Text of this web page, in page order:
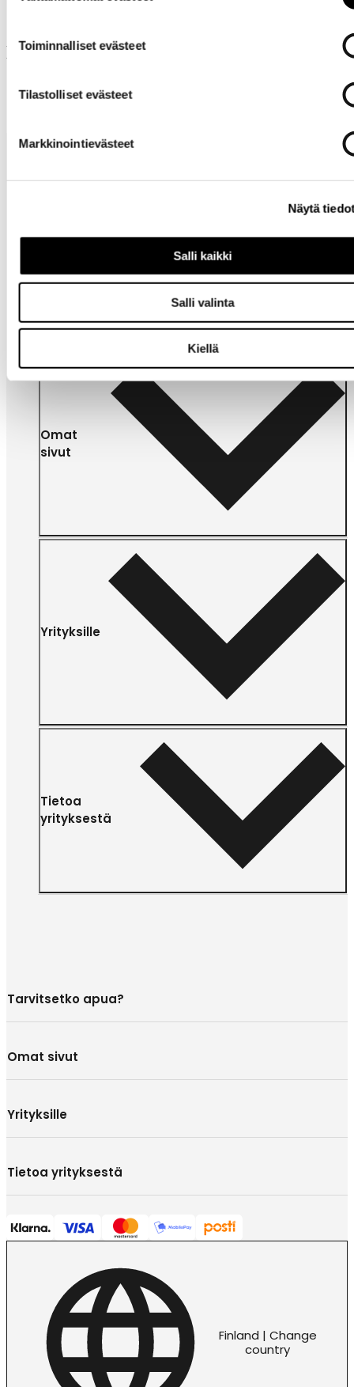
Toiminnalliset evästeet
Tilastolliset evästeet
Markkinointievästeet
Näytä
Salli kaikki
Salli valinta
Kiellä
Muut ostivat myös
apua?
Omat
sivut
Yrityksille
Tietoa
yrityksestä
Tarvitsetko apua?
Omat sivut
Yrityksille
Tietoa yrityksestä
Finland | Change
country